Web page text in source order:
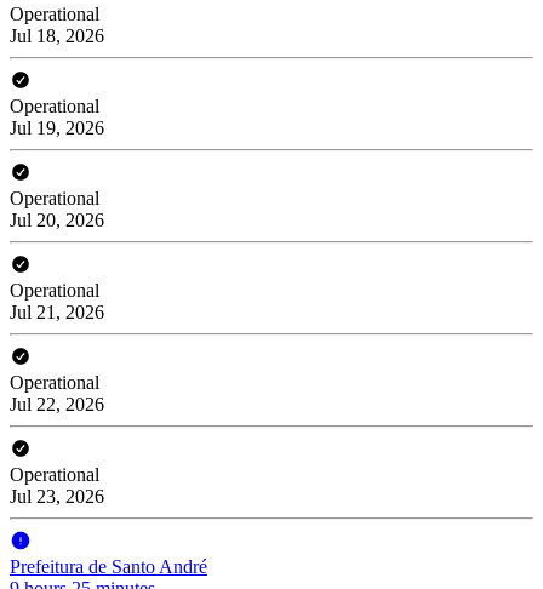
Operational
Jul 18, 2026
Operational
Jul 19, 2026
Operational
Jul 20, 2026
Operational
Jul 21, 2026
Operational
Jul 22, 2026
Operational
Jul 23, 2026
Prefeitura de Santo André